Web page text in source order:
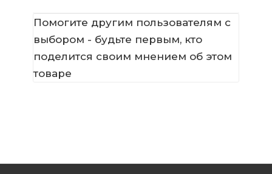
Помогите другим пользователям с
выбором - будьте первым, кто
поделится своим мнением об этом
товаре